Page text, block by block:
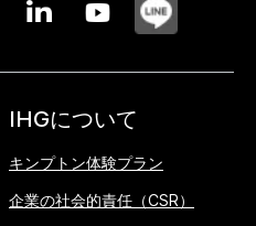
IHGについて
キンプトン体験プラン
企業の社会的責任（CSR）